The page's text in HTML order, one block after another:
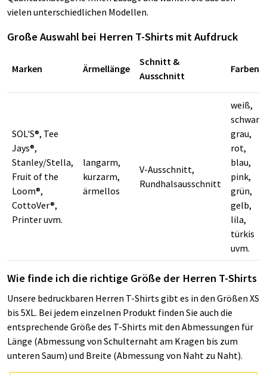
vielen unterschiedlichen Modellen.
Große Auswahl bei Herren T-Shirts mit Aufdruck
Marken Ärmellänge
Schnitt &
Ausschnitt
Farben
SOL'S®, Tee
Jays®,
Stanley/Stella,
Fruit of the
Loom®,
CottoVer®,
Printer uvm.
langarm,
kurzarm,
ärmellos
V-Ausschnitt,
Rundhalsausschnitt
weiß,
schwarz,
grau,
rot,
blau,
pink,
grün,
gelb,
lila,
türkis
uvm.
Wie finde ich die richtige Größe der Herren T-Shirts
Unsere bedruckbaren Herren T-Shirts gibt es in den Größen XS
bis 5XL. Bei jedem einzelnen Produkt finden Sie auch die
entsprechende Größe des T-Shirts mit den Abmessungen für
Länge (Abmessung von Schulternaht am Kragen bis zum
unteren Saum) und Breite (Abmessung von Naht zu Naht).